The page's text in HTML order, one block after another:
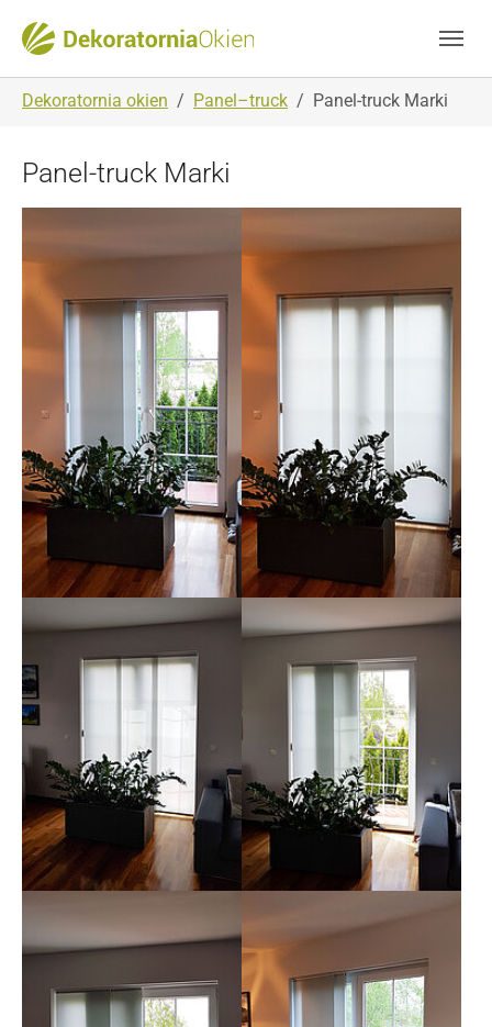
You are here:
Dekoratornia okien Panel–truck Panel-truck Marki
Panel-truck Marki
Show larger version